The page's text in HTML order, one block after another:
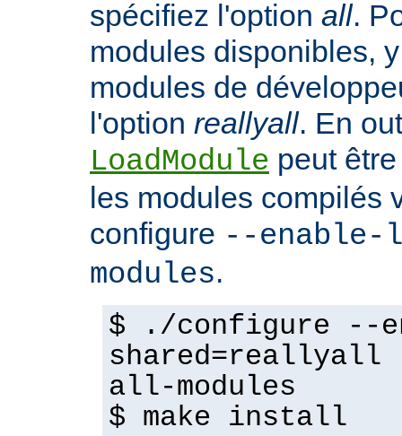
spécifiez l'option all.
modules disponibles,
modules de
l'option reallyall. En
LoadModule peut
les modules compilés
configure --
modules.
$ ./configure --
shared=reallyall
all-modules
$ make install